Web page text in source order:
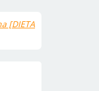
[DIETA